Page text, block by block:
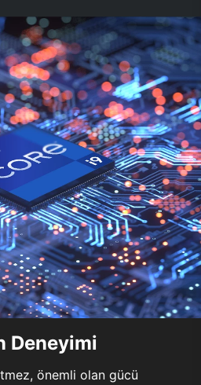
Deneyimi
önemli olan gücü